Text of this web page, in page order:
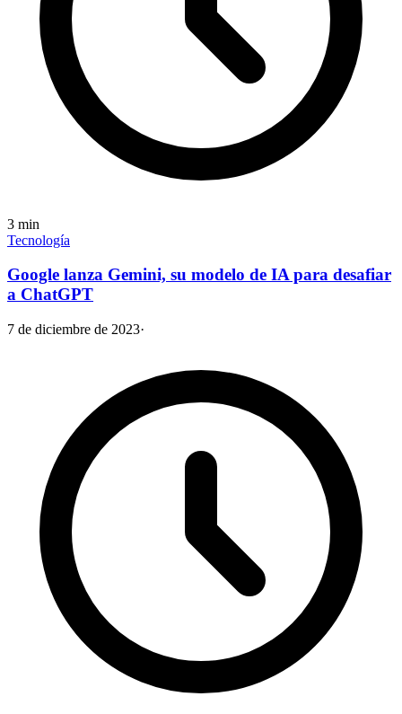
3 min
Tecnología
Google lanza Gemini, su modelo de IA para desafiar
a ChatGPT
7 de diciembre de 2023·